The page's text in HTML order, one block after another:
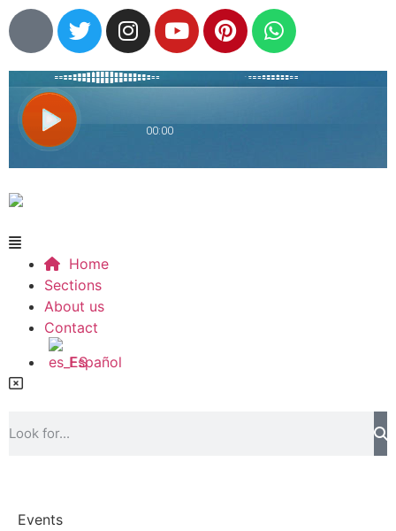
Home
Sections
About us
Contact
Español
Events